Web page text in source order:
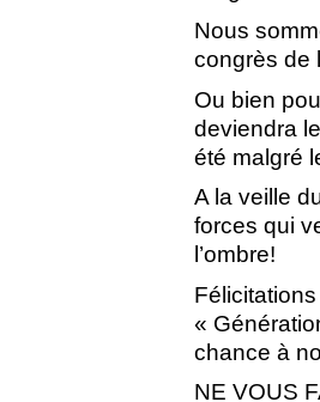
Nous
congrès de
Ou bien
deviendra
été malgré
A la veille
forces qui
l’ombre!
«
chance à
NE VOUS